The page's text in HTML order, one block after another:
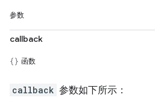
参数
callback
函数
callback 参数如下所示：